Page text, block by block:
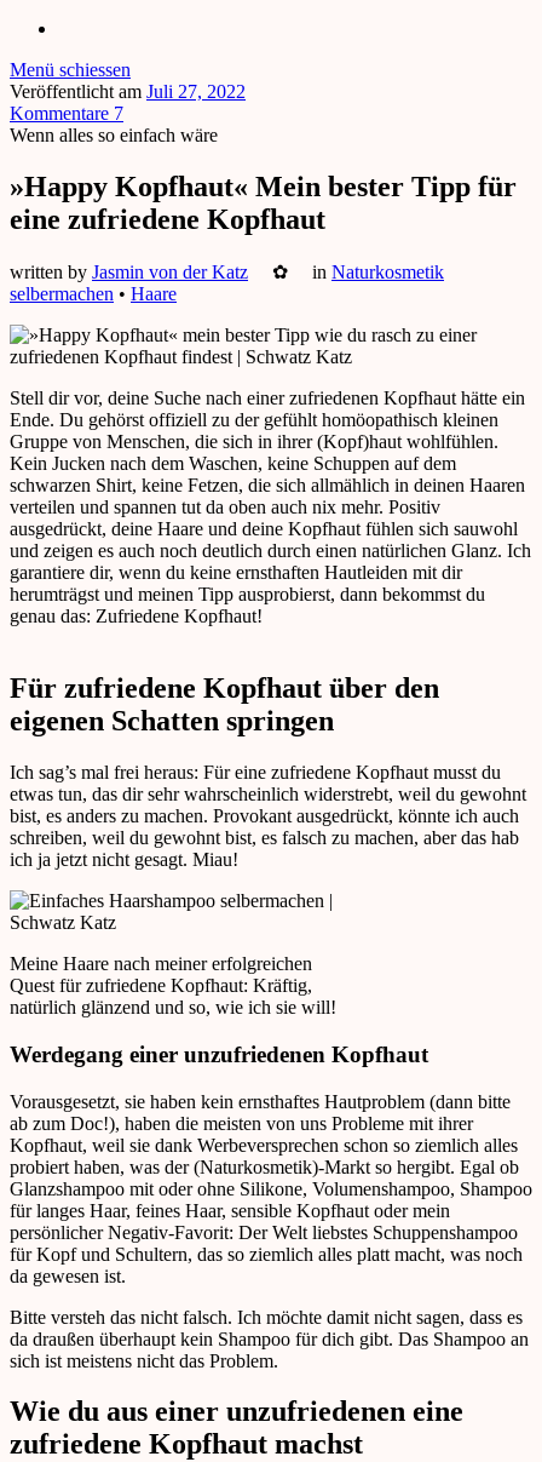
Menü schiessen
Veröffentlicht am Juli 27, 2022
Kommentare 7
Wenn alles so einfach wäre
»Happy Kopfhaut« Mein bester Tipp für
eine zufriedene Kopfhaut
written by Jasmin von der Katz ✿ in Naturkosmetik
selbermachen • Haare
Stell dir vor, deine Suche nach einer zufriedenen Kopfhaut hätte ein
Ende. Du gehörst offiziell zu der gefühlt homöopathisch kleinen
Gruppe von Menschen, die sich in ihrer (Kopf)haut wohlfühlen.
Kein Jucken nach dem Waschen, keine Schuppen auf dem
schwarzen Shirt, keine Fetzen, die sich allmählich in deinen Haaren
verteilen und spannen tut da oben auch nix mehr. Positiv
ausgedrückt, deine Haare und deine Kopfhaut fühlen sich sauwohl
und zeigen es auch noch deutlich durch einen natürlichen Glanz. Ich
garantiere dir, wenn du keine ernsthaften Hautleiden mit dir
herumträgst und meinen Tipp ausprobierst, dann bekommst du
genau das: Zufriedene Kopfhaut!
Für zufriedene Kopfhaut über den
eigenen Schatten springen
Ich sag’s mal frei heraus: Für eine zufriedene Kopfhaut musst du
etwas tun, das dir sehr wahrscheinlich widerstrebt, weil du gewohnt
bist, es anders zu machen. Provokant ausgedrückt, könnte ich auch
schreiben, weil du gewohnt bist, es falsch zu machen, aber das hab
ich ja jetzt nicht gesagt. Miau!
Meine Haare nach meiner erfolgreichen
Quest für zufriedene Kopfhaut: Kräftig,
natürlich glänzend und so, wie ich sie will!
Werdegang einer unzufriedenen Kopfhaut
Vorausgesetzt, sie haben kein ernsthaftes Hautproblem (dann bitte
ab zum Doc!), haben die meisten von uns Probleme mit ihrer
Kopfhaut, weil sie dank Werbeversprechen schon so ziemlich alles
probiert haben, was der (Naturkosmetik)-Markt so hergibt. Egal ob
Glanzshampoo mit oder ohne Silikone, Volumenshampoo, Shampoo
für langes Haar, feines Haar, sensible Kopfhaut oder mein
persönlicher Negativ-Favorit: Der Welt liebstes Schuppenshampoo
für Kopf und Schultern, das so ziemlich alles platt macht, was noch
da gewesen ist.
Bitte versteh das nicht falsch. Ich möchte damit nicht sagen, dass es
da draußen überhaupt kein Shampoo für dich gibt. Das Shampoo an
sich ist meistens nicht das Problem.
Wie du aus einer unzufriedenen eine
zufriedene Kopfhaut machst